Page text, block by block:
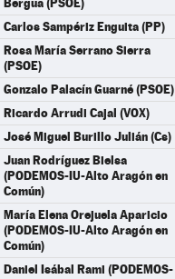
Carlos Sampériz Enguita (PP)
Rosa María Serrano Sierra
(PSOE)
Gonzalo Palacín Guarné (PSOE)
Ricardo Arrudi Cajal (VOX)
José Miguel Burillo Julián (Cs)
Juan Rodríguez Bielsa
(PODEMOS-IU-Alto Aragón en
Común)
María Elena Orejuela Aparicio
(PODEMOS-IU-Alto Aragón en
Común)
Daniel Isábal Rami (PODEMOS-